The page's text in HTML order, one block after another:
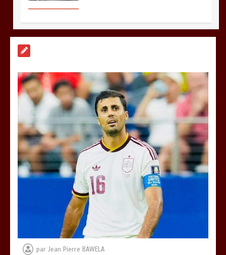
0 5 minutes
TRANSFORMATION SOCIALE :
L’importance pour le Togo d’avoir une
Feuille de route
5 minutes
TOGO : Sauver la mère devient un
indicateur de civilisation
0
4 minutes
par Jean Pierre BAWELA